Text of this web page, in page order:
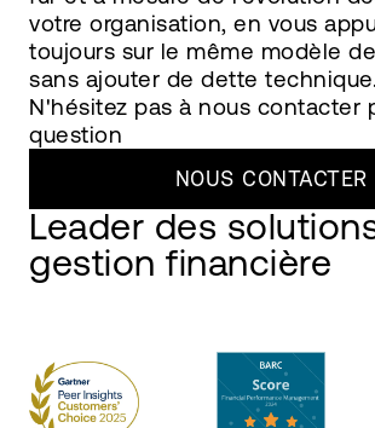
votre organisation, en vous
toujours sur le même modèle
sans ajouter de dette technique.
N'hésitez pas à nous contacter
question
NOUS CONTACTER
Leader des
gestion financière